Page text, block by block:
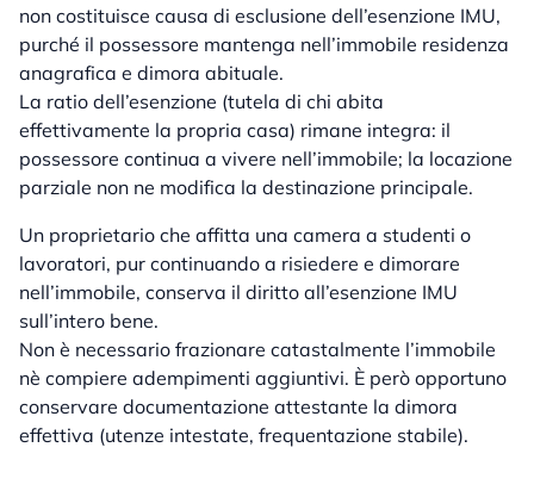
non costituisce causa di esclusione dell’esenzione IMU,
purché il possessore mantenga nell’immobile residenza
anagrafica e dimora abituale.
La ratio dell’esenzione (tutela di chi abita
effettivamente la propria casa) rimane integra: il
possessore continua a vivere nell’immobile; la locazione
parziale non ne modifica la destinazione principale.
Un proprietario che affitta una camera a studenti o
lavoratori, pur continuando a risiedere e dimorare
nell’immobile, conserva il diritto all’esenzione IMU
sull’intero bene.
Non è necessario frazionare catastalmente l’immobile
nè compiere adempimenti aggiuntivi. È però opportuno
conservare documentazione attestante la dimora
effettiva (utenze intestate, frequentazione stabile).